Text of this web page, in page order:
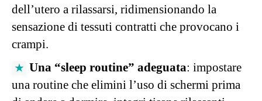
dell’utero a rilassarsi, ridimensionando la
sensazione di tessuti contratti che provocano i
crampi.
Una “sleep routine” adeguata: impostare
una routine che elimini l’uso di schermi prima